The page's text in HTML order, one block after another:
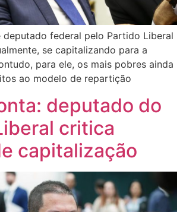
deputado federal pelo Partido Liberal
se capitalizando para a
para ele, os mais pobres ainda
ao modelo de repartição
deputado do
critica
capitalização